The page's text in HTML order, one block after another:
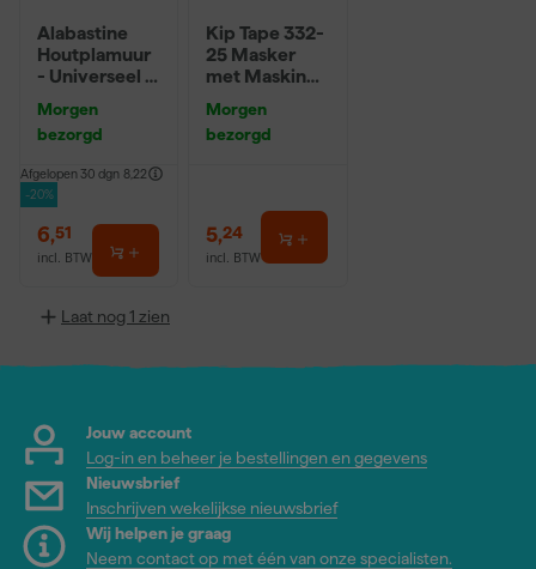
Alabastine
Houtplamuur
- Universeel -
Morgen
bezorgd
Afgelopen 30 dgn 8,22
-20%
6,51
incl. BTW
Kip Tape 332-
25 Masker
met Masking
33m
Morgen
bezorgd
5,24
incl. BTW
Laat nog 1 zien
Jouw account
Log-in en beheer je bestellingen en gegevens
Nieuwsbrief
Inschrijven wekelijkse nieuwsbrief
Wij helpen je graag
Neem contact op met één van onze specialisten.